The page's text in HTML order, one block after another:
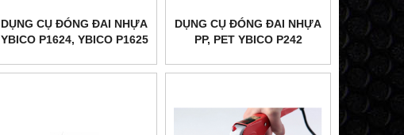
DỤNG CỤ ĐÓNG ĐAI NHỰA
YBICO P1624, YBICO P1625
DỤNG CỤ ĐÓNG ĐAI NHỰA
PP, PET YBICO P242